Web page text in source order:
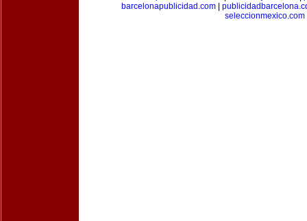
barcelonapublicidad.com|
seleccionmexico.com